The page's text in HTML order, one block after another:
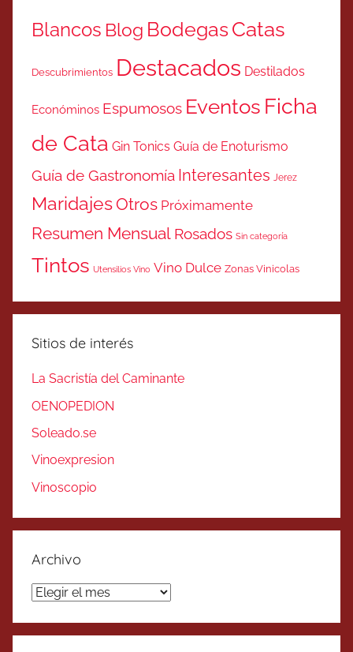
Blancos Blog BodegasCatas
Descubrimientos Destacados Destilados
Económinos Espumosos Eventos Ficha
de Cata Gin Tonics Guía de Enoturismo
Guía de Gastronomía Interesantes Jerez
MaridajesOtros Próximamente
Resumen Mensual Rosados Sin categoría
Tintos Utensilios Vino Vino Dulce Zonas Vinicolas
Sitios de interés
La Sacristía del Caminante
OENOPEDION
Soleado.se
Vinoexpresion
Vinoscopio
Archivo
Archivo